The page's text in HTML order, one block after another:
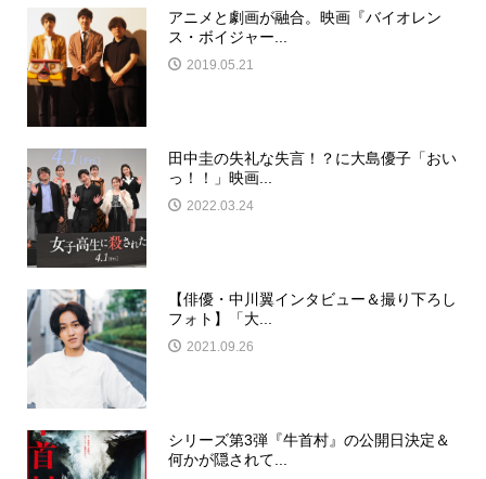
アニメと劇画が融合。映画『バイオレン
ス・ボイジャー...
2019.05.21
田中圭の失礼な失言！？に大島優子「おい
っ！！」映画...
2022.03.24
【俳優・中川翼インタビュー＆撮り下ろし
フォト】「大...
2021.09.26
シリーズ第3弾『牛首村』の公開日決定＆
何かが隠されて...